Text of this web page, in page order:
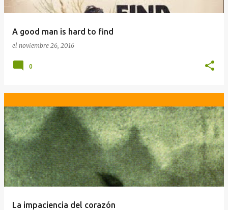
A good man is hard to find
el noviembre 26, 2016
0
La impaciencia del corazón